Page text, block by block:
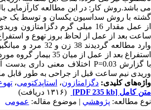
گشته با روش سداسیون یکسان و توسط یک
وریدی نیم ساعت قبل از جراحی به طور قابل
واژه‌های کلیدی: دگزامتازون، استاپدکتومی،
متن کامل [PDF 235 kb]
(۱۳۱۶ دریافت)
نوع مطالعه: پژوهشي | موضوع مقاله: عمومى